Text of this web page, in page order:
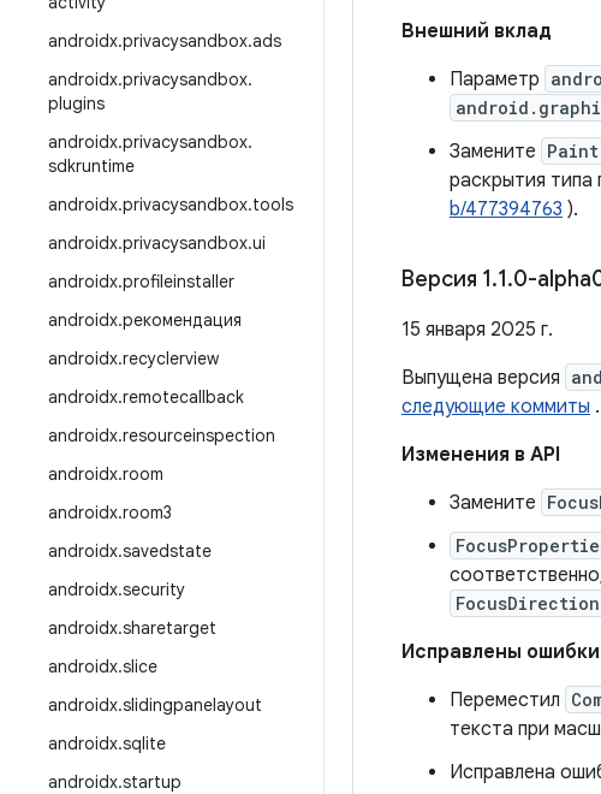
androidx.privacysandbox.ads
androidx.privacysandbox.
plugins
androidx.privacysandbox.
sdkruntime
androidx.privacysandbox.tools
androidx.privacysandbox.ui
androidx.profileinstaller
androidx.рекомендация
androidx.recyclerview
androidx.remotecallback
androidx.resourceinspection
androidx.room
androidx.room3
androidx.savedstate
androidx.security
androidx.sharetarget
androidx.slice
androidx.slidingpanelayout
androidx.sqlite
androidx.startup
Внешний вклад
Параметр
Замените
раскрытия
b/477394763 ).
Версия 1.1.0-
15 января 2025 г.
Выпущена версия
следующие коммиты .
Изменения в API
Замените
FocusDirection
Исправлены ошибки
Переместил
текста при
Исправлена